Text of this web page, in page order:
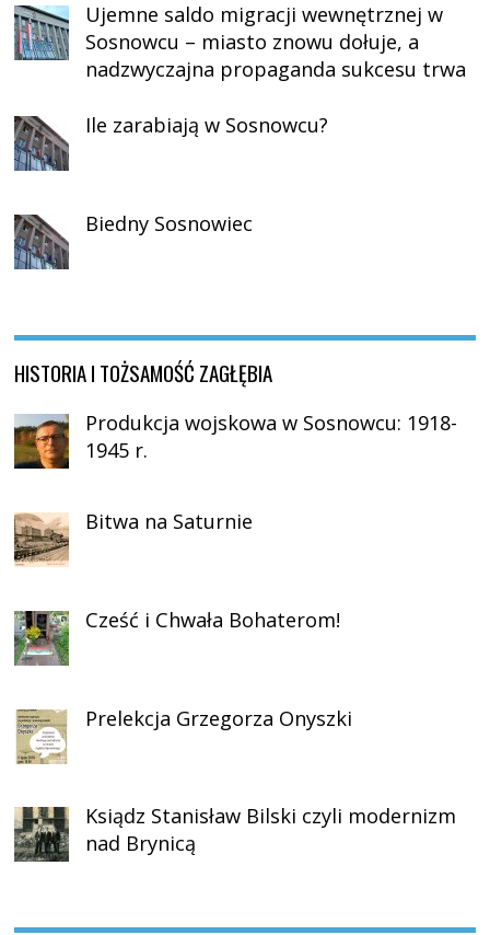
Ujemne saldo migracji wewnętrznej w
Sosnowcu – miasto znowu dołuje, a
nadzwyczajna propaganda sukcesu trwa
Ile zarabiają w Sosnowcu?
Biedny Sosnowiec
HISTORIA I TOŻSAMOŚĆ ZAGŁĘBIA
Produkcja wojskowa w Sosnowcu: 1918-
1945 r.
Bitwa na Saturnie
Cześć i Chwała Bohaterom!
Prelekcja Grzegorza Onyszki
Ksiądz Stanisław Bilski czyli modernizm
nad Brynicą